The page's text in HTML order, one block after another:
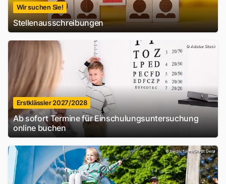
Wir suchen Sie!
Stellenausschreibungen
© Adobe Stock
Erstklässler 2027/2028
Ab sofort Termine für Einschulungsuntersuchung
online buchen
©bw.pictures/Stadt Gera